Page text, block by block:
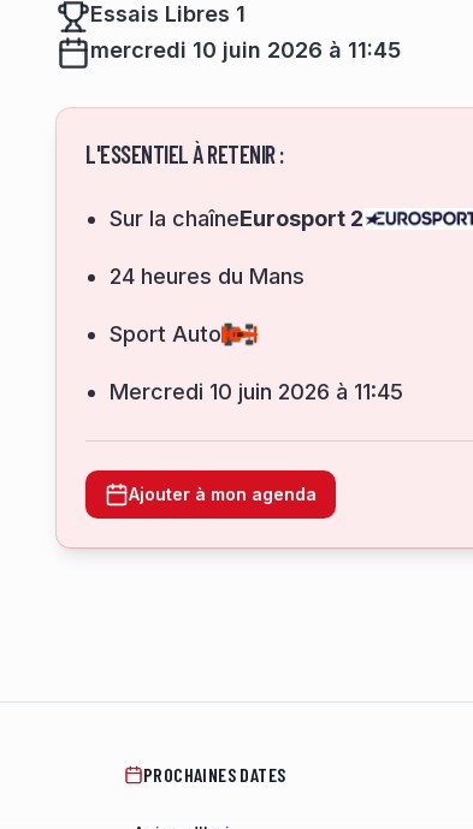
Essais Libres 1
mercredi 10 juin 2026 à 11:45
L'ESSENTIEL À RETENIR :
Sur la chaîneEurosport 2
24 heures du Mans
Sport Auto
mercredi 10 juin 2026 à 11:45
Ajouter à mon agenda
PROCHAINES DATES